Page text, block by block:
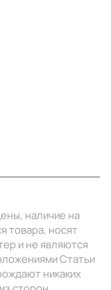
наличие на
товара, носят
и не являются
Статьи
никаких